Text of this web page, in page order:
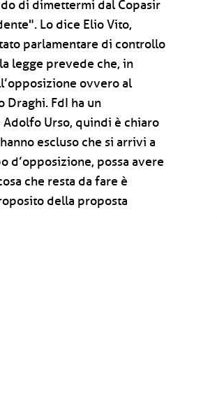
di dimettermi dal Copasir
Lo dice Elio Vito,
parlamentare di controllo
legge prevede che, in
ovvero al
FdI ha un
Urso, quindi è chiaro
escluso che si arrivi a
d’opposizione, possa avere
che resta da fare è
della proposta